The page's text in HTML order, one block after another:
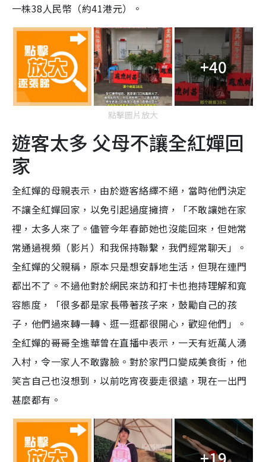
一株38人民幣（約41港元）。
+40
點擊圖片放大
遊客太多 父母不讓全紅嬋回
家
全紅嬋的母親表示，由於遊客絡繹不絕，當時他們決定
不讓全紅嬋回家，以免引起過度擁擠，「不敢讓她在家
裡，太多人來了。儘管今年春節她也沒能回來，但她常
常通過視頻（影片）和我保持聯繫，我們經常聊天」。
全紅嬋的父親稱，原本只是想安靜地生活，但現在連門
都出不了。不過他對於網民來訪和打卡也抱持理解和寬
容態度，「很多都是家長帶著孩子來，鼓勵自己的孩
子，他們過來轉一轉、逛一逛都很開心，歡迎他們」。
全紅嬋的哥哥全進華曾在直播中表示，一天有近萬人湧
入村，令一家人不敢露臉。對於家門口變成美食街，他
笑言自己也沒想到，以前吃宵夜要走很遠，現在一出門
甚麼都有。